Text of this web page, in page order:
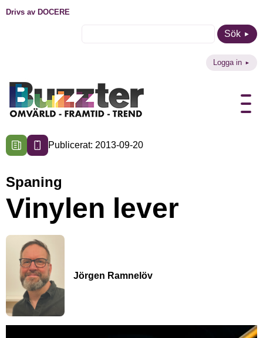
Drivs av DOCERE
Sök
Logga in
Publicerat: 2013-09-20
Spaning
Vinylen lever
Jörgen Ramnelöv